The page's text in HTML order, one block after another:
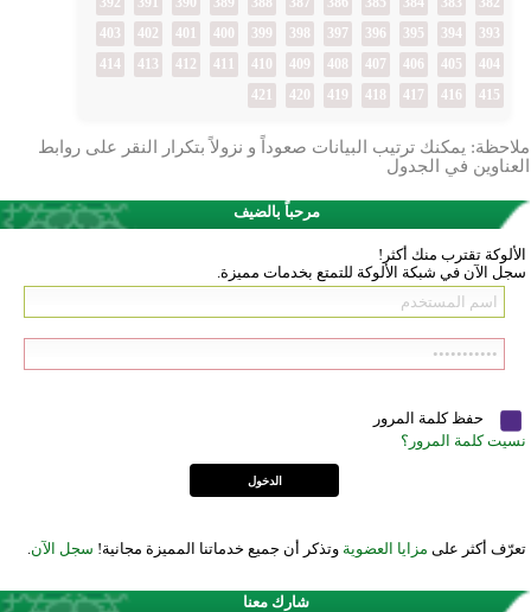
393
394
395
396
397
398
399
400
401
402
403
404
405
406
407
408
409
410
411
412
413
414
415
416
417
418
419
420
421
ملاحظة: يمكنك ترتيب البيانات صعوداً و نزولاً بتكرار النقر على روابط
العناوين في الجدول
مرحباً بالضيف
الألوكة تقترب منك أكثر!
سجل الآن في شبكة الألوكة للتمتع بخدمات مميزة.
حفظ كلمة المرور
نسيت كلمة المرور؟
تعرّف أكثر على مزايا العضوية وتذكر أن جميع خدماتنا المميزة مجانية! سجل الآن.
شارك معنا